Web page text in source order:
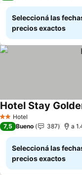
Seleccioná las
precios exactos
2 Estrellas
Hotel
Hotel Stay
7,5 Bueno 387 a
Seleccioná las
precios exactos